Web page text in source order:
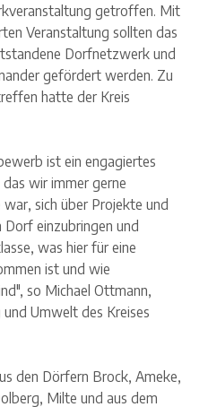
getroffen. Mit
Veranstaltung sollten das
Dorfnetzwerk und
gefördert werden. Zu
hatte der Kreis
ist ein engagiertes
wir immer gerne
sich über Projekte und
Dorf einzubringen und
was hier für eine
ist und wie
so Michael Ottmann,
Umwelt des Kreises
den Dörfern Brock, Ameke,
Milte und aus dem